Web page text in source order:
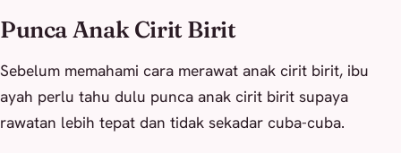
Punca Anak Cirit Birit
Sebelum memahami cara merawat anak cirit birit, ibu
ayah perlu tahu dulu punca anak cirit birit supaya
rawatan lebih tepat dan tidak sekadar cuba-cuba.